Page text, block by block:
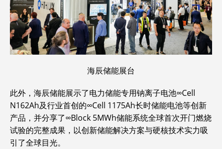
海辰储能展台
此外，海辰储能展示了电力储能专用钠离子电池∞Cell
N162Ah及行业首创的∞Cell 1175Ah长时储能电池等创新
产品，并分享了∞Block 5MWh储能系统全球首次开门燃烧
试验的完整成果，以创新储能解决方案与硬核技术实力吸
引了全球目光。